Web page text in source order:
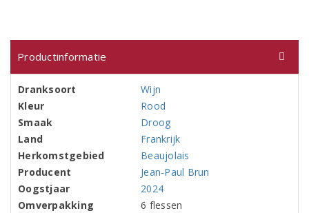
Productinformatie
Dranksoort
Wijn
Kleur
Rood
Smaak
Droog
Land
Frankrijk
Herkomstgebied
Beaujolais
Producent
Jean-Paul Brun
Oogstjaar
2024
Omverpakking
6 flessen